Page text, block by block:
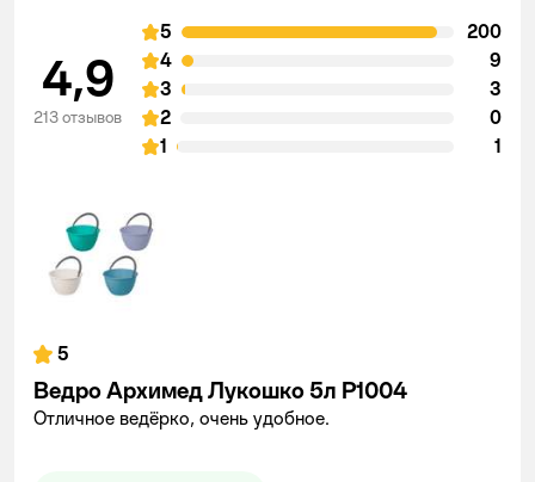
4,9
213 отзывов
5
200
4
9
3
3
2
0
1
1
5
Ведро Архимед Лукошко 5л Р1004
Отличное ведёрко, очень удобное.